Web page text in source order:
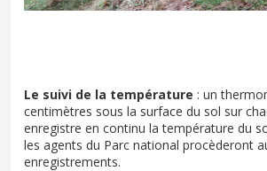
Le suivi de la température : un
centimètres sous la surface du sol sur
enregistre en continu la température du
les agents du Parc national procèderont
enregistrements.